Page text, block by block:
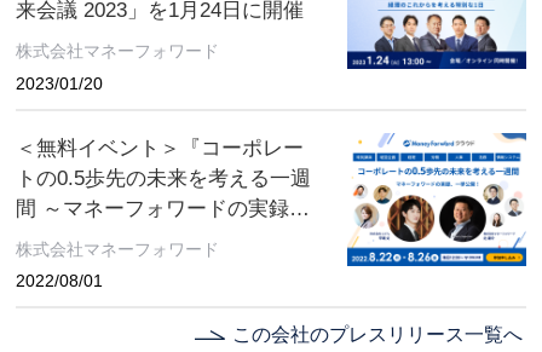
来会議 2023」を1月24日に開催
株式会社マネーフォワード
2023/01/20
＜無料イベント＞『コーポレー
トの0.5歩先の未来を考える一週
間 ～マネーフォワードの実録、
一挙公開！～』開催決定
株式会社マネーフォワード
2022/08/01
この会社のプレスリリース一覧へ